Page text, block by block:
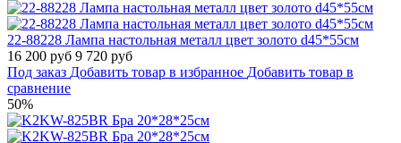
22-88228 Лампа настольная металл цвет золото d45*55см
16 200 руб 9 720 руб
Под заказ Добавить товар в избранное Добавить товар в
сравнение
50%